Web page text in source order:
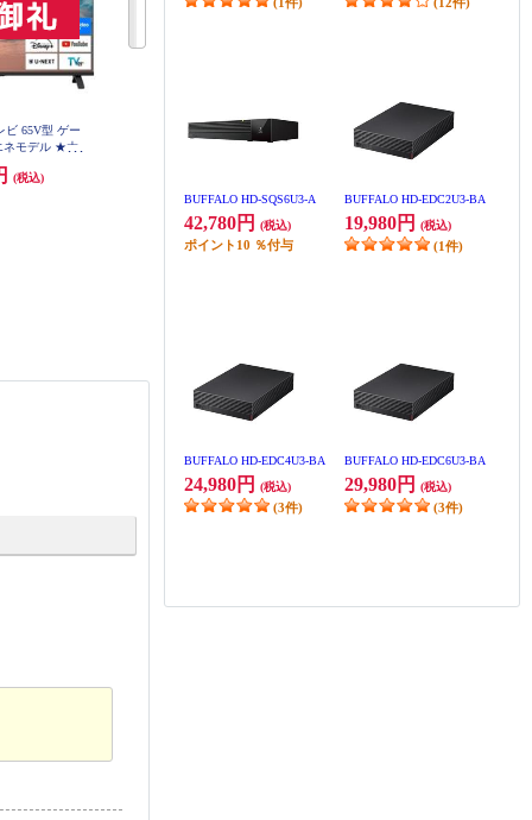
(1件)
(12件)
BUFFALO HD-SQS6U3-A
42,780円 (税込)
ポイント 10 ％付与
BUFFALO HD-EDC2U3-BA
19,980円 (税込)
(1件)
BUFFALO HD-EDC4U3-BA
24,980円 (税込)
(3件)
BUFFALO HD-EDC6U3-BA
29,980円 (税込)
(3件)
ビ 65V型 ゲー
ネモデル ★大
(税込)
Panasonic 4K液晶テレビ VIERA(ビ
エラ) 65V型/miniLED/転倒防止ス
(1件)
Panasonic 4K有機ELテレビ VIERA
(ビエラ) 55V型/最新世代高輝度パ
ネル/firetv搭載/転倒防止スタンド
発送目安:即納（在庫あり）